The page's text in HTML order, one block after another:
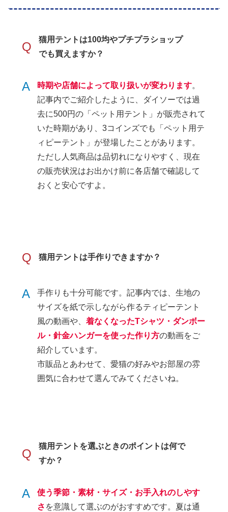
Q
猫用テントは100均やプチプラショップ
でも買えますか？
A 時期や店舗によって取り扱いが変わります。
記事内でご紹介したように、ダイソーでは過
去に500円の「ペット用テント」が販売されて
いた時期があり、3コインズでも「ペット用テ
ィピーテント」が登場したことがあります。
ただし人気商品は品切れになりやすく、現在
の販売状況はお出かけ前に各店舗で確認して
おくと安心ですよ。
Q 猫用テントは手作りできますか？
A
手作りも十分可能です。記事内では、生地の
サイズを紙で示しながら作るティピーテント
風の動画や、着なくなったTシャツ・ダンボー
ル・針金ハンガーを使った作り方の動画をご
紹介しています。
市販品とあわせて、愛猫の好みやお部屋の雰
囲気に合わせて選んでみてくださいね。
Q
猫用テントを選ぶときのポイントは何で
すか？
A
使う季節・素材・サイズ・お手入れのしやす
さ を意識して選ぶのがおすすめです。夏は通